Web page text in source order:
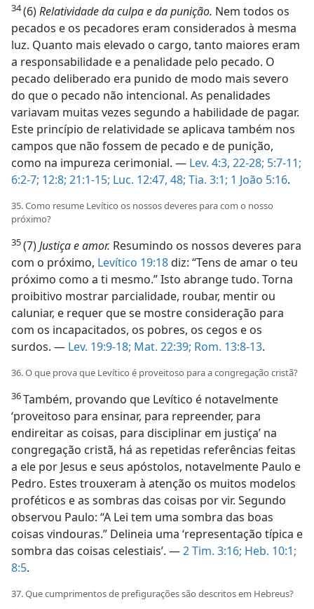
34(6)Relatividade da culpa e da punição. Nem todos os
pecados e os pecadores eram considerados à mesma
luz. Quanto mais elevado o cargo, tanto maiores eram
a responsabilidade e a penalidade pelo pecado. O
pecado deliberado era punido de modo mais severo
do que o pecado não intencional. As penalidades
variavam muitas vezes segundo a habilidade de pagar.
Este princípio de relatividade se aplicava também nos
campos que não fossem de pecado e de punição,
como na impureza cerimonial. — Lev. 4:3, 22-28; 5:7-11;
6:2-7; 12:8; 21:1-15; Luc. 12:47, 48; Tia. 3:1; 1 João 5:16.
35. Como resume Levítico os nossos deveres para com o nosso
próximo?
35(7)Justiça e amor. Resumindo os nossos deveres para
com o próximo, Levítico 19:18diz: “Tens de amar o teu
próximo como a ti mesmo.” Isto abrange tudo. Torna
proibitivo mostrar parcialidade, roubar, mentir ou
caluniar, e requer que se mostre consideração para
com os incapacitados, os pobres, os cegos e os
surdos. — Lev. 19:9-18; Mat. 22:39; Rom. 13:8-13.
36. O que prova que Levítico é proveitoso para a congregação cristã?
36Também, provando que Levítico é notavelmente
‘proveitoso para ensinar, para repreender, para
endireitar as coisas, para disciplinar em justiça’ na
congregação cristã, há as repetidas referências feitas
a ele por Jesus e seus apóstolos, notavelmente Paulo e
Pedro. Estes trouxeram à atenção os muitos modelos
proféticos e as sombras das coisas por vir. Segundo
observou Paulo: “A Lei tem uma sombra das boas
coisas vindouras.” Delineia uma ‘representação típica e
sombra das coisas celestiais’. —2 Tim. 3:16; Heb. 10:1;
8:5.
37. Que cumprimentos de prefigurações são descritos em Hebreus?